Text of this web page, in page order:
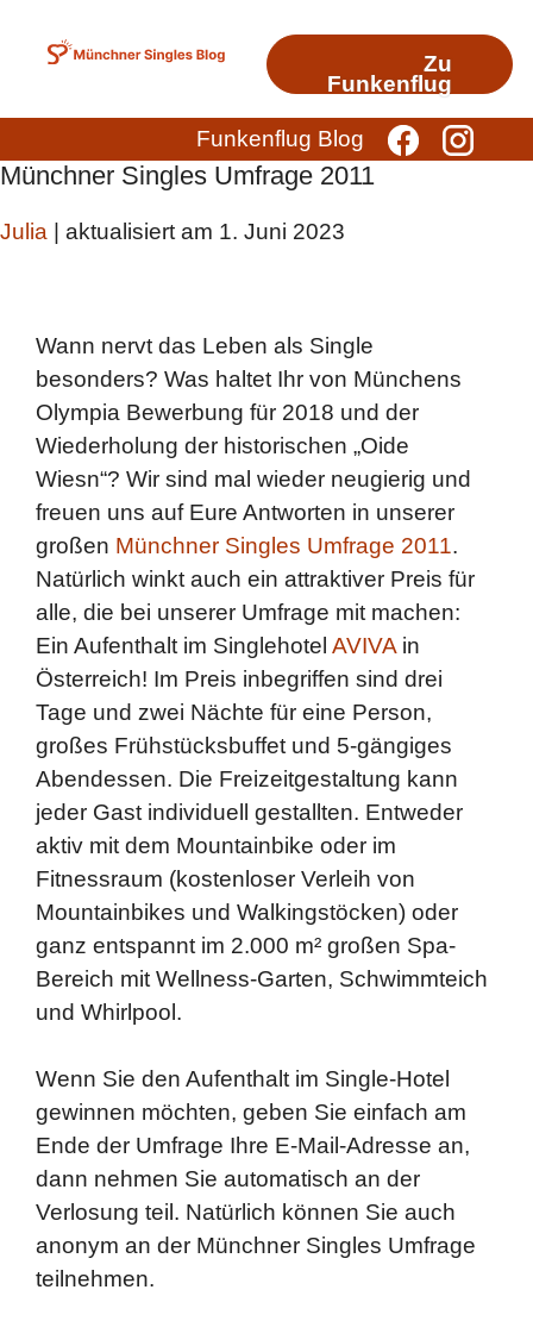
Inhalt
Zu
Funkenflug
Funkenflug Blog
Münchner Singles Umfrage 2011
Julia | aktualisiert am 1. Juni 2023
Wann nervt das Leben als Single
besonders? Was haltet Ihr von Münchens
Olympia Bewerbung für 2018 und der
Wiederholung der historischen „Oide
Wiesn“? Wir sind mal wieder neugierig und
freuen uns auf Eure Antworten in unserer
großen Münchner Singles Umfrage 2011.
Natürlich winkt auch ein attraktiver Preis für
alle, die bei unserer Umfrage mit machen:
Ein Aufenthalt im Singlehotel AVIVA in
Österreich! Im Preis inbegriffen sind drei
Tage und zwei Nächte für eine Person,
großes Frühstücksbuffet und 5-gängiges
Abendessen. Die Freizeitgestaltung kann
jeder Gast individuell gestallten. Entweder
aktiv mit dem Mountainbike oder im
Fitnessraum (kostenloser Verleih von
Mountainbikes und Walkingstöcken) oder
ganz entspannt im 2.000 m² großen Spa-
Bereich mit Wellness-Garten, Schwimmteich
und Whirlpool.
Wenn Sie den Aufenthalt im Single-Hotel
gewinnen möchten, geben Sie einfach am
Ende der Umfrage Ihre E-Mail-Adresse an,
dann nehmen Sie automatisch an der
Verlosung teil. Natürlich können Sie auch
anonym an der Münchner Singles Umfrage
teilnehmen.